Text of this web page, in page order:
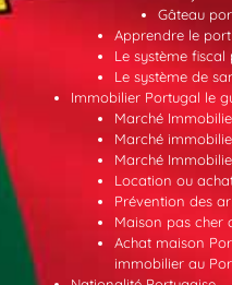
Gâteau
Apprendre le
Le système fiscal
Le système de
Immobilier Portugal le
Marché
Marché
Marché
Location ou
Prévention des
Maison pas cher
Achat maison
immobilier au